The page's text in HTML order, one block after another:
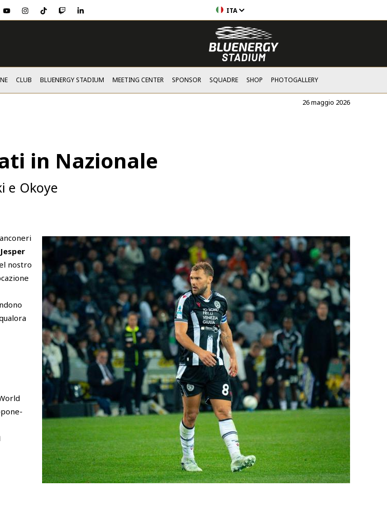
youtubeinstagram
tiktoktwitchlinkedin ITA
CLUB BLUENERGY STADIUM MEETING CENTER SPONSOR SQUADRE SHOP PHOTOGALLERY
26 maggio 2026
in Nazionale
e Okoye
Jesper
nostro